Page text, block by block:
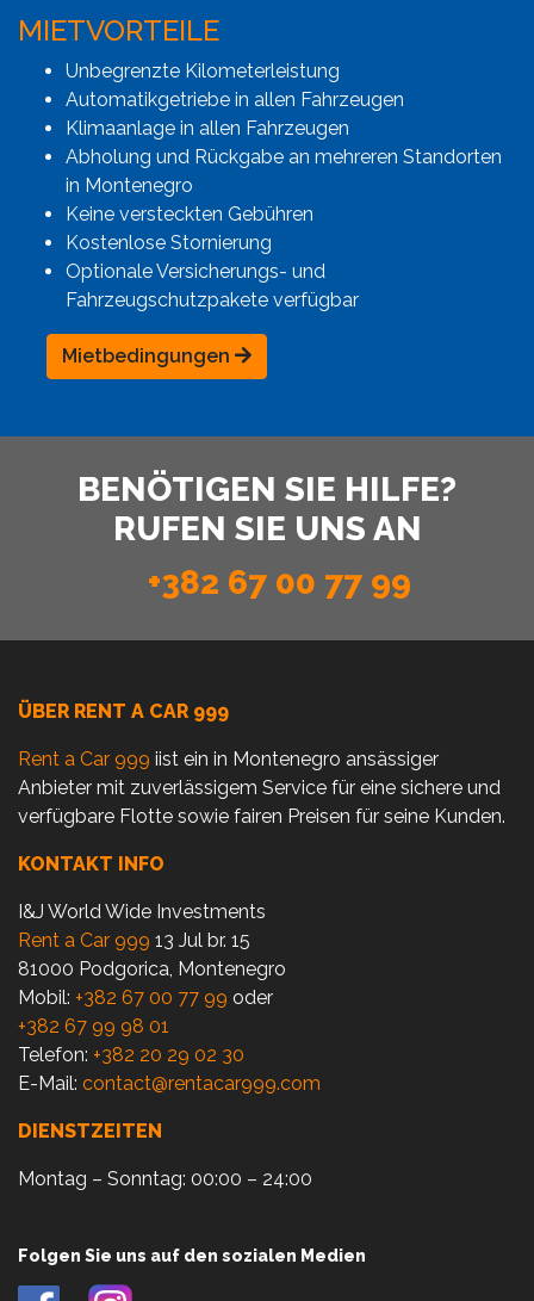
MIETVORTEILE
Unbegrenzte Kilometerleistung
Automatikgetriebe in allen Fahrzeugen
Klimaanlage in allen Fahrzeugen
Abholung und Rückgabe an mehreren Standorten
in Montenegro
Keine versteckten Gebühren
Kostenlose Stornierung
Optionale Versicherungs- und
Fahrzeugschutzpakete verfügbar
Mietbedingungen
BENÖTIGEN SIE HILFE?
RUFEN SIE UNS AN
+382 67 00 77 99
ÜBER RENT A CAR 999
Rent a Car 999 iist ein in Montenegro ansässiger
Anbieter mit zuverlässigem Service für eine sichere und
verfügbare Flotte sowie fairen Preisen für seine Kunden.
KONTAKT INFO
I&J World Wide Investments
Rent a Car 999 13 Jul br. 15
81000 Podgorica, Montenegro
Mobil: +382 67 00 77 99 oder
+382 67 99 98 01
Telefon: +382 20 29 02 30
E-Mail: contact@rentacar999.com
DIENSTZEITEN
Montag – Sonntag: 00:00 – 24:00
Folgen Sie uns auf den sozialen Medien